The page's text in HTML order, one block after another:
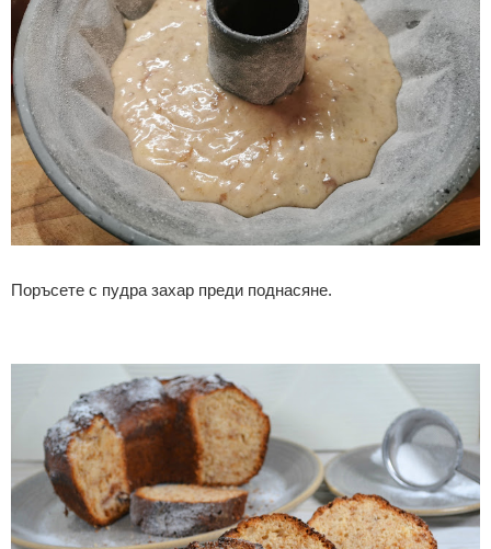
Поръсете с пудра захар преди поднасяне.